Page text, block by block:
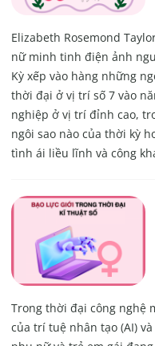
Elizabeth Rosemond
nữ minh tinh điện ảnh
Kỳ xếp vào hàng những
thời đại ở vị trí số 7 vào
nghiệp ở vị trí đỉnh cao,
ngôi sao nào của thời kỳ
tình ái liều lĩnh và công
Trong thời đại công nghệ
của trí tuệ nhân tạo (AI)